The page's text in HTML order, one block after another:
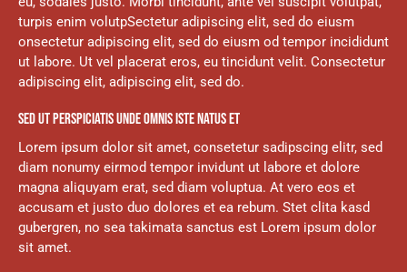
turpis enim volutpSectetur adipiscing elit, sed do eiusm
onsectetur adipiscing elit, sed do eiusm od tempor incididunt
ut labore. Ut vel placerat eros, eu tincidunt velit. Consectetur
adipiscing elit, adipiscing elit, sed do.
SED UT PERSPICIATIS UNDE OMNIS ISTE NATUS ET
Lorem ipsum dolor sit amet, consetetur sadipscing elitr, sed
diam nonumy eirmod tempor invidunt ut labore et dolore
magna aliquyam erat, sed diam voluptua. At vero eos et
accusam et justo duo dolores et ea rebum. Stet clita kasd
gubergren, no sea takimata sanctus est Lorem ipsum dolor
sit amet.